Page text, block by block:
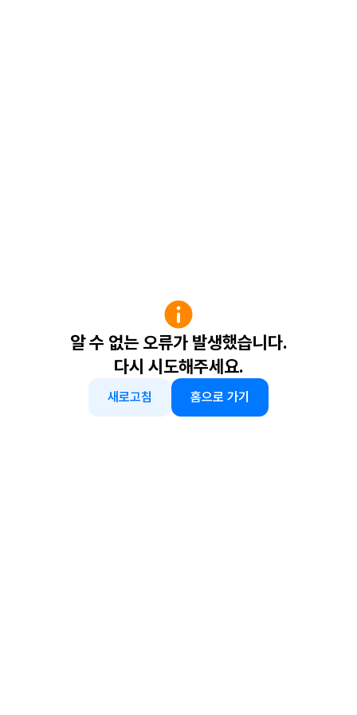
알 수 없는 오류가 발생했습니다.
다시 시도해주세요.
새로고침 홈으로 가기